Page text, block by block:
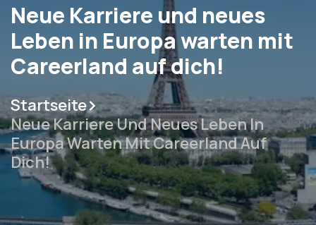
Neue Karriere und neues
Leben in Europa warten mit
Careerland auf dich!
Startseite
Neue Karriere Und Neues Leben In
Europa Warten Mit Careerland Auf
Dich!